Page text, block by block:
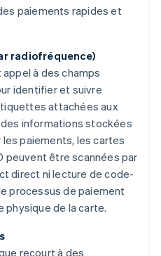
paiements rapides et
radiofréquence)
à des champs
identifier et suivre
attachées aux
informations stockées
paiements, les cartes
peuvent être scannées par
direct ni lecture de code-
processus de paiement
physique de la carte.
recourt à des